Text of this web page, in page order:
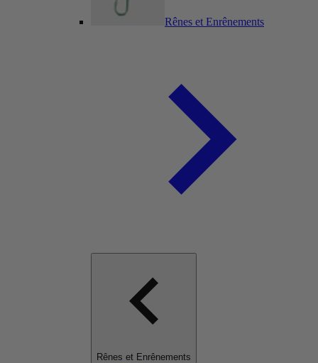
Rênes et Enrênements
Rênes et Enrênements